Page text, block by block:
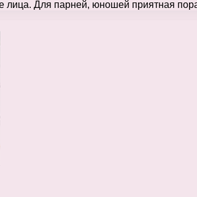
лица. Для парней, юношей приятная